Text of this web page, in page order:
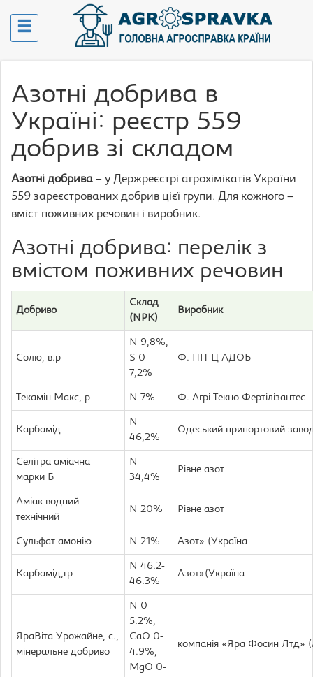
Азотні добрива в
Україні: реєстр 559
добрив зі складом
Азотні добрива – у Держреєстрі агрохімікатів України
559 зареєстрованих добрив цієї групи. Для кожного –
вміст поживних речовин і виробник.
Азотні добрива: перелік з
вмістом поживних речовин
Добриво
Склад
(NPK)
Виробник
Солю, в.р
N 9,8%,
S 0-
7,2%
Ф. ПП-Ц АДОБ
Текамін Макс, р N 7% Ф. Агрі Текно Фертілізантес
Карбамід
N
46,2%
Одеський припортовий
Селітра аміачна
марки Б
N
34,4%
Рівне азот
Аміак водний
технічний
N 20% Рівне азот
Сульфат амонію N 21% Азот» (Україна
Карбамід,гр
N 46.2-
46.3%
Азот»(Україна
ЯраВіта Урожайне, с.,
мінеральне добривo
N 0-
5.2%,
CaO 0-
4.9%,
MgO 0-
компанія «Яра Фосин Лтд»